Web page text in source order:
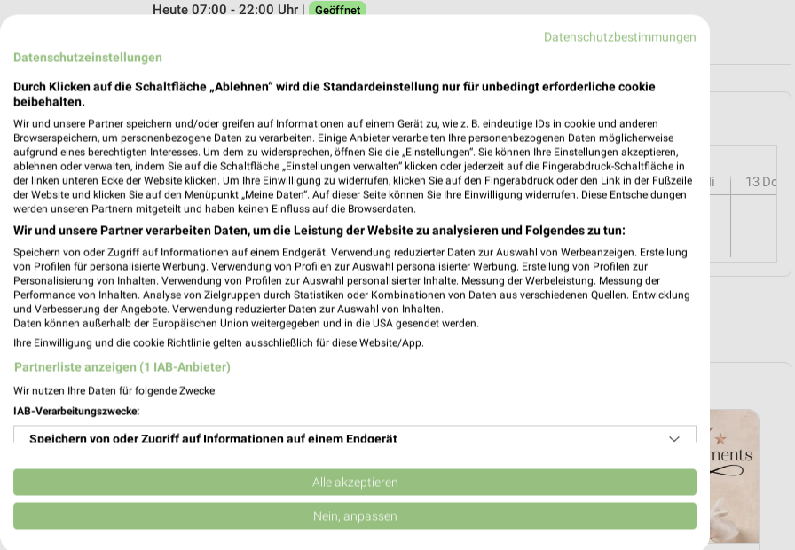
Heute 07:00 - 22:00 Uhr |
Geöffnet
Angebote-Kalender für PENNY in Ahlen und Umgebung
Aug.
03Mo 04Di 05Mi 06 Do 07Fr 08 Sa 09So 10Mo 11Di 12 Mi 13 Do
PENNY - Angebote ab 03.08.
MEHR PROSPEKTE
weekli Magazin
Datenschutzbestimmungen
Datenschutzeinstellungen
Durch Klicken auf die Schaltfläche „Ablehnen“ wird die Standardeinstellung nur für unbedingt erforderliche cookie
beibehalten.
Wir und unsere Partner speichern und/oder greifen auf Informationen auf einem Gerät zu, wie z. B. eindeutige IDs in cookie und anderen
Browserspeichern, um personenbezogene Daten zu verarbeiten. Einige Anbieter verarbeiten Ihre personenbezogenen Daten möglicherweise
aufgrund eines berechtigten Interesses. Um dem zu widersprechen, öffnen Sie die „Einstellungen“. Sie können Ihre Einstellungen akzeptieren,
ablehnen oder verwalten, indem Sie auf die Schaltfläche „Einstellungen verwalten“ klicken oder jederzeit auf die Fingerabdruck-Schaltfläche in
der linken unteren Ecke der Website klicken. Um Ihre Einwilligung zu widerrufen, klicken Sie auf den Fingerabdruck oder den Link in der Fußzeile
der Website und klicken Sie auf den Menüpunkt „Meine Daten“. Auf dieser Seite können Sie Ihre Einwilligung widerrufen. Diese Entscheidungen
werden unseren Partnern mitgeteilt und haben keinen Einfluss auf die Browserdaten.
Wir und unsere Partner verarbeiten Daten, um die Leistung der Website zu analysieren und Folgendes zu tun:
Speichern von oder Zugriff auf Informationen auf einem Endgerät. Verwendung reduzierter Daten zur Auswahl von Werbeanzeigen. Erstellung
von Profilen für personalisierte Werbung. Verwendung von Profilen zur Auswahl personalisierter Werbung. Erstellung von Profilen zur
Personalisierung von Inhalten. Verwendung von Profilen zur Auswahl personalisierter Inhalte. Messung der Werbeleistung. Messung der
Performance von Inhalten. Analyse von Zielgruppen durch Statistiken oder Kombinationen von Daten aus verschiedenen Quellen. Entwicklung
und Verbesserung der Angebote. Verwendung reduzierter Daten zur Auswahl von Inhalten.
Daten können außerhalb der Europäischen Union weitergegeben und in die USA gesendet werden.
Ihre Einwilligung und die cookie Richtlinie gelten ausschließlich für diese Website/App.
Partnerliste anzeigen (1 IAB-Anbieter)
Wir nutzen Ihre Daten für folgende Zwecke:
IAB-Verarbeitungszwecke:
Speichern von oder Zugriff auf Informationen auf einem Endgerät
Verwendung reduzierter Daten zur Auswahl von Werbeanzeigen
Erstellung von Profilen für personalisierte Werbung
Alle akzeptieren
Nein, anpassen